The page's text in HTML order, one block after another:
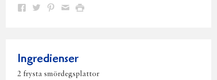
Dela Dela Dela DelaSkriv
Ingredienser
2 frysta smördegsplattor